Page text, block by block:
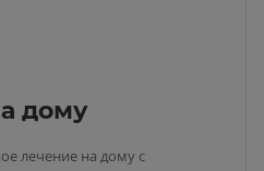
дому
лечение на дому с